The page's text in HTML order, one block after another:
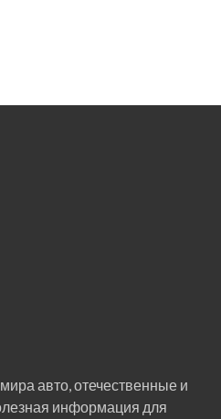
авто, отечественные и
информация для